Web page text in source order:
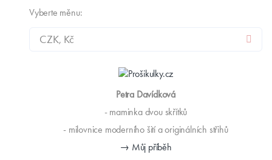
Vyberte měnu:
Petra Davídková
- maminka dvou skřítků
- milovnice moderního šití a originálních střihů
→ Můj příběh